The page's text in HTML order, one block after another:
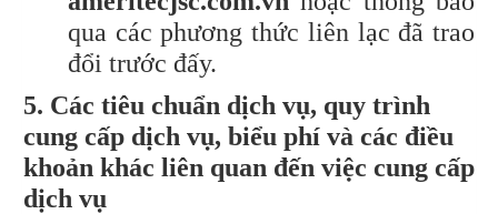
qua các phương thức liên lạc đã trao
đổi trước đấy.
5. Các tiêu chuẩn dịch vụ, quy trình
cung cấp dịch vụ, biểu phí và các điều
khoản khác liên quan đến việc cung cấp
dịch vụ